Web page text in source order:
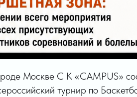
Москве С К «CAMPUS»
турнир по